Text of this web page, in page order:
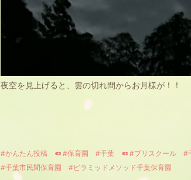
夜空を見上げると、雲の切れ間からお月様が！！
#かんたん投稿 #保育園 #千葉 #プリスクール
#
#千葉市民間保育園
#ピラミッドメソッド千葉保育園